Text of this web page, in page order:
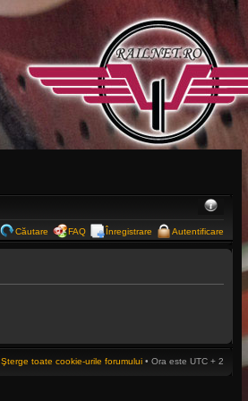
Căutare FAQ Înregistrare Autentificare
Şterge toate cookie-urile forumului • Ora este UTC + 2